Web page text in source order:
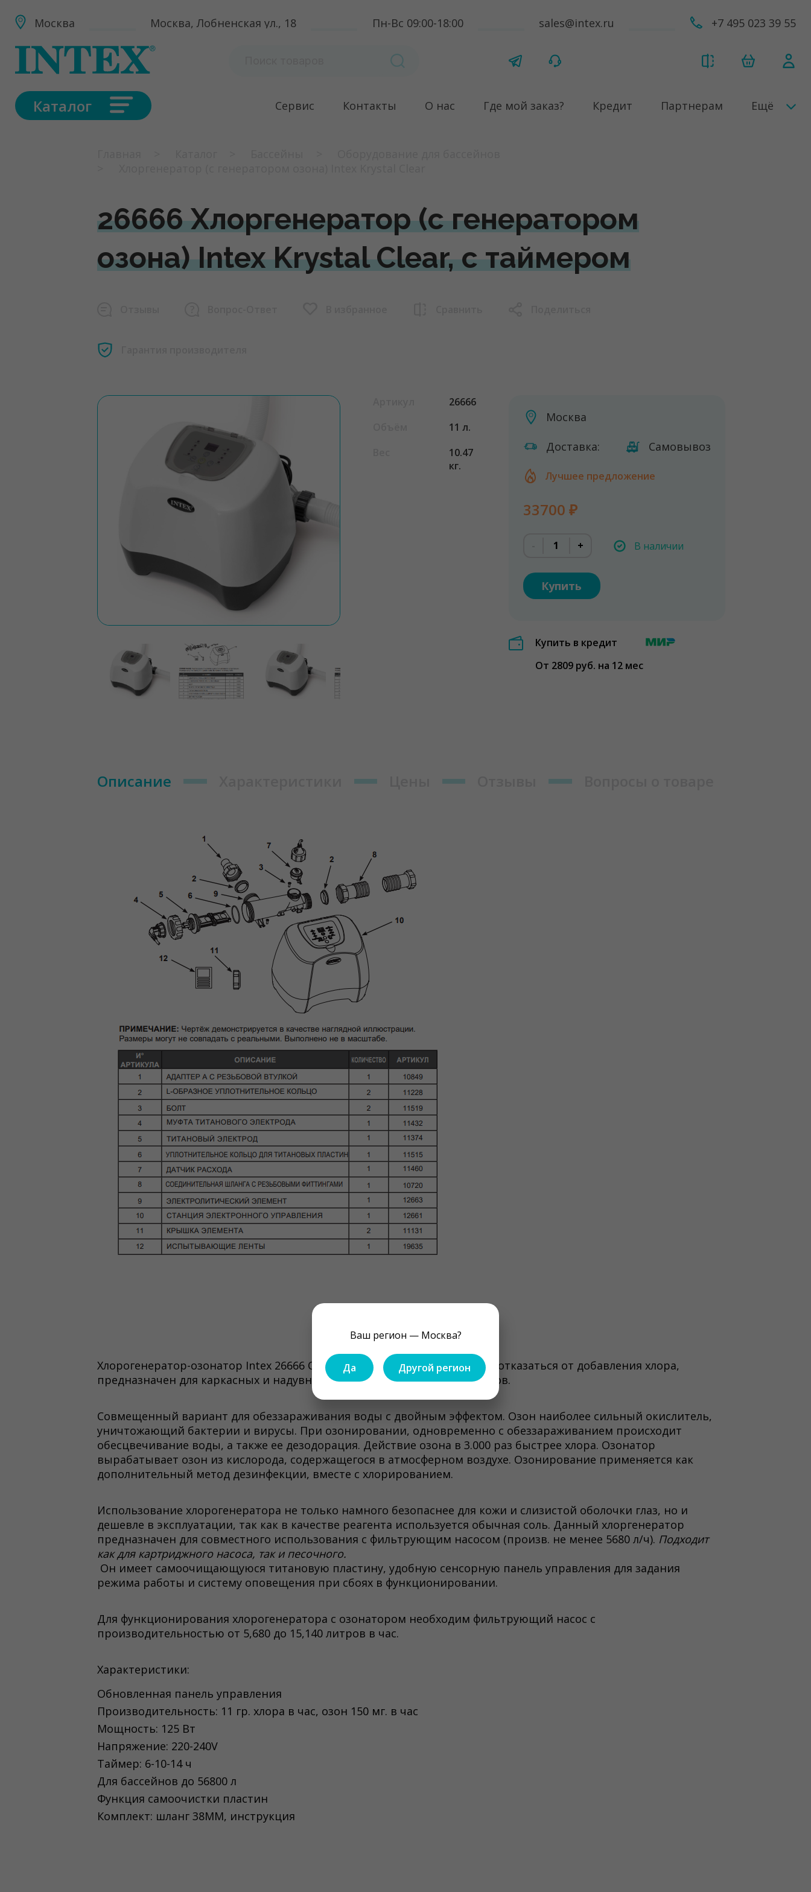
Ваш регион — Москва?
Да Другой регион
Москва Москва, Лобненская ул., 18 Пн-Вс 09:00-18:00 sales@intex.ru +7 495 023 39 55
Каталог Сервис Контакты О нас Где мой заказ? Кредит Партнерам Ещё
26666 Хлоргенератор (с генератором
озона) Intex Krystal Clear, с таймером
26666
11 л.
10.47
кг.
Москва
Доставка: Самовывоз
Лучшее предложение
33700 ₽
+ В наличии
Купить
Купить в кредит
От 2809 руб. на 12 мес
Описание
Хлорогенератор-озонатор Intex 26666 Ozone Saltwater System позволяет отказаться от добавления хлора,
предназначен для каркасных и надувных бассейнов Intex до 56800 литров.
Совмещенный вариант для обеззараживания воды с двойным эффектом. Озон наиболее сильный окислитель,
уничтожающий бактерии и вирусы. При озонировании, одновременно с обеззараживанием происходит
обесцвечивание воды, а также ее дезодорация. Действие озона в 3.000 раз быстрее хлора. Озонатор
вырабатывает озон из кислорода, содержащегося в атмосферном воздухе. Озониpование применяется как
дополнительный метод дезинфекции, вместе с хлорированием.
Использование хлорогенератора не только намного безопаснее для кожи и слизистой оболочки глаз, но и
дешевле в эксплуатации, так как в качестве реагента используется обычная соль. Данный хлоргенератор
предназначен для совместного использования с фильтрующим насосом (произв. не менее 5680 л/ч). Подходит
как для картриджного насоса, так и песочного.
Он имеет самоочищающуюся титановую пластину, удобную сенсорную панель управления для задания
режима работы и систему оповещения при сбоях в функционировании.
Для функционирования хлорогенератора с озонатором необходим фильтрующий насос с
производительностью от 5,680 до 15,140 литров в час.
Характеристики:
Обновленная панель управления
Производительность: 11 гр. хлора в час, озон 150 мг. в час
Мощность: 125 Вт
Напряжение: 220-240V
Таймер: 6-10-14 ч
Для бассейнов до 56800 л
Функция самоочистки пластин
Комплект: шланг 38ММ, инструкция